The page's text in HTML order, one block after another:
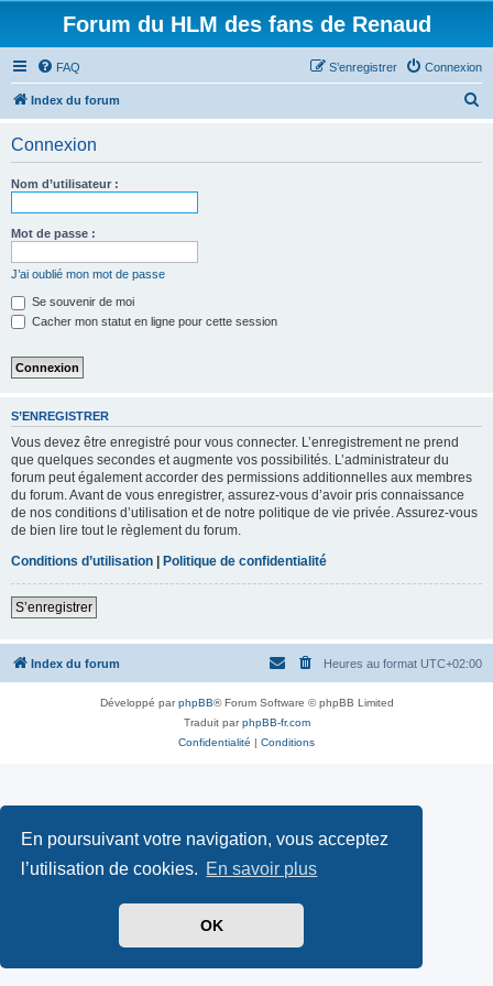
En poursuivant votre navigation, vous acceptez
l’utilisation de cookies. En savoir plus
OK
Forum du HLM des fans de Renaud
FAQ Connexion
S’enregistrer
Index du forum
Connexion
Nom d’utilisateur :
Mot de passe :
J’ai oublié mon mot de passe
Se souvenir de moi
Cacher mon statut en ligne pour cette session
S’ENREGISTRER
Vous devez être enregistré pour vous connecter. L’enregistrement ne prend
que quelques secondes et augmente vos possibilités. L’administrateur du
forum peut également accorder des permissions additionnelles aux membres
du forum. Avant de vous enregistrer, assurez-vous d’avoir pris connaissance
de nos conditions d’utilisation et de notre politique de vie privée. Assurez-vous
de bien lire tout le règlement du forum.
Conditions d’utilisation | Politique de confidentialité
S’enregistrer
Index du forum Heures au format UTC+02:00
Développé parphpBB® Forum Software © phpBB Limited
Traduit parphpBB-fr.com
Confidentialité | Conditions